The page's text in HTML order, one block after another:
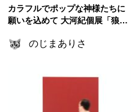
カラフルでポップな神様たちに
願いを込めて 大河紀個展「狼煙
のじまありさ